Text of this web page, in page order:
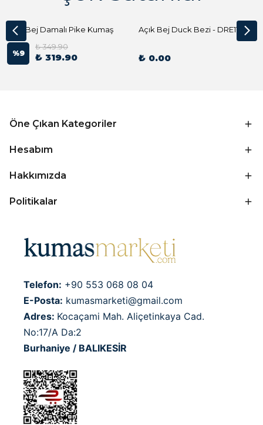
Açık Bej Damalı Pike Kumaş
%9
₺ 349.90
₺ 319.90
Açık Bej Duck Bezi - DRE1144 Kumaş Peçete
₺ 0.00
Öne Çıkan Kategoriler
Hesabım
Hakkımızda
Politikalar
Telefon: +90 553 068 08 04
E-Posta: kumasmarketi@gmail.com
Adres: Kocaçami Mah. Aliçetinkaya Cad.
No:17/A Da:2
Burhaniye / BALIKESİR